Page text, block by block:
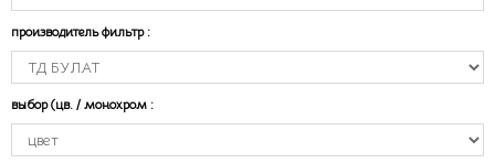
производитель фильтр :
выбор (цв. / монохром :